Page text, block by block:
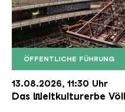
ÖFFENTLICHE FÜHRUNG
Der Erzschrägaufzug
Copyright:
13.08.2026, 11:30 Uhr
Das Weltkulturerbe